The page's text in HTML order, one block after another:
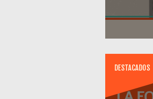
DESTACADOS